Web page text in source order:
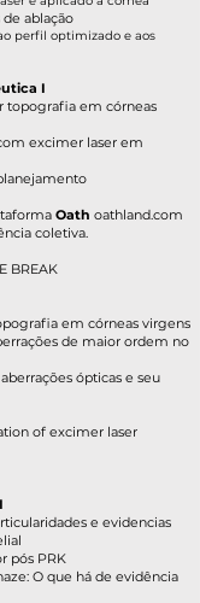
ablação
perfil optimizado e aos
I
em córneas
excimer laser em
Oath oathland.com
coletiva.
BREAK
em córneas virgens​
de maior ordem no
ópticas e seu
of excimer laser
e evidencias
pós PRK
O que há de evidência